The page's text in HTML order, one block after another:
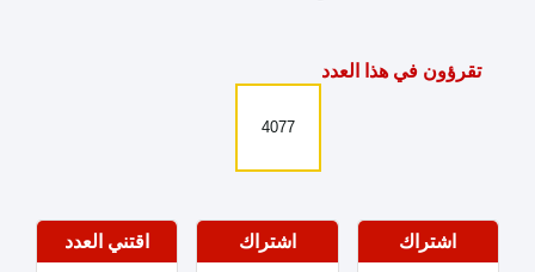
تقرؤون في هذا العدد
4077
اشتراك اشتراك اقتني العدد